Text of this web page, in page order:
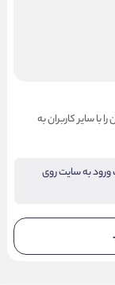
با سایر کاربران به
ورود به سایت روی